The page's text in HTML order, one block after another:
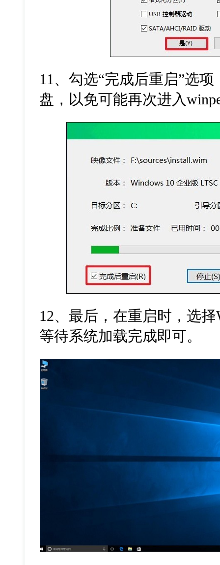
11 、勾选“完成后重启”选项
盘，以免可能再次进入
12、最后，在重启时，选择
等待系统加载完成即可。